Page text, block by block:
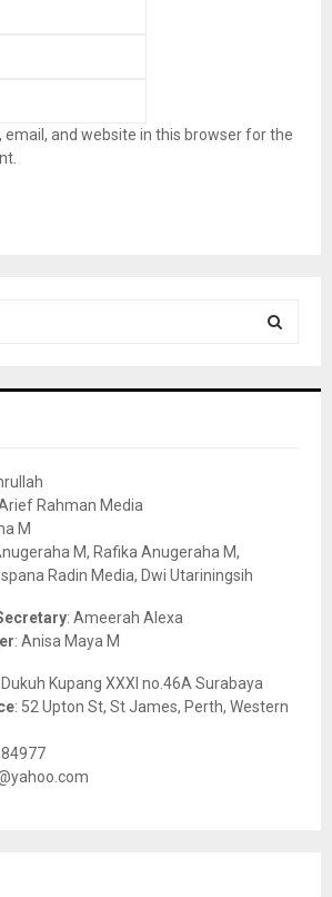
email, and website in this browser for the
Rahman Media
M
M, Rafika Anugeraha M,
Radin Media, Dwi Utariningsih
: Ameerah Alexa
: Anisa Maya M
Dukuh Kupang XXXI no.46A Surabaya
: 52 Upton St, St James, Perth, Western